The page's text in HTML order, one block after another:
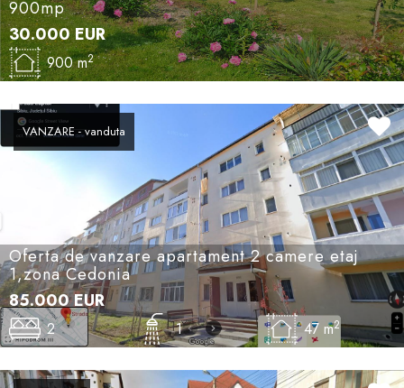
900mp
30.000EUR
900 m2
VANZARE - vanduta
Oferta de vanzare apartament 2 camere etaj
1,zona Cedonia
85.000EUR
2 1 47 m2